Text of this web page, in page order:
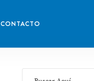
CONTACTO